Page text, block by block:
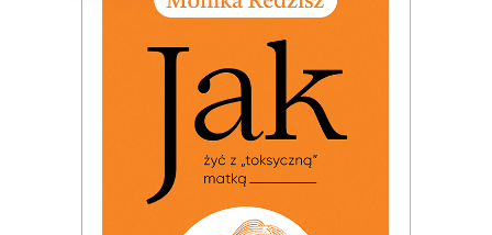
JAK ŻYĆ Z „TOKSYCZNĄ”
MATKĄ (ebook)
PREMIERA: 24 listopada 2025
49.99zł 25.00